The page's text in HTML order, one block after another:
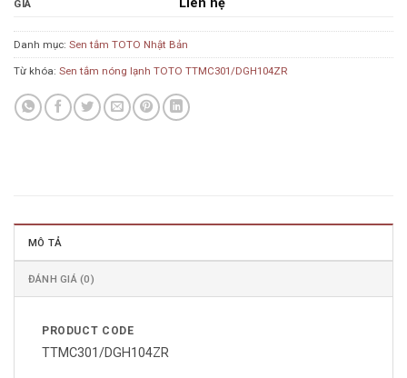
GIÁ Liên hệ
Danh mục: Sen tắm TOTO Nhật Bản
Từ khóa: Sen tắm nóng lạnh TOTO TTMC301/DGH104ZR
MÔ TẢ
ĐÁNH GIÁ (0)
PRODUCT CODE
TTMC301/DGH104ZR